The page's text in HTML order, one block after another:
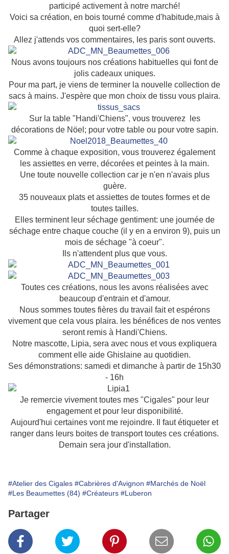
participé activement à notre marché!
Voici sa création, en bois tourné comme d'habitude,mais à
quoi sert-elle?
Allez j'attends vos commentaires, les paris sont ouverts.
Nous avons toujours nos créations habituelles qui font de
jolis cadeaux uniques.
Pour ma part, je viens de terminer la nouvelle collection de
sacs à mains. J'espère que mon choix de tissu vous plaira.
Sur la table "Handi'Chiens", vous trouverez les
décorations de Nöel; pour votre table ou pour votre sapin.
Comme à chaque exposition, vous trouverez également
les assiettes en verre, décorées et peintes à la main.
Une toute nouvelle collection car je n'en n'avais plus
guère.
35 nouveaux plats et assiettes de toutes formes et de
toutes tailles.
Elles terminent leur séchage gentiment: une journée de
séchage entre chaque couche (il y en a environ 9), puis un
mois de séchage "à coeur".
Ils n'attendent plus que vous.
Toutes ces créations, nous les avons réalisées avec
beaucoup d'entrain et d'amour.
Nous sommes toutes fières du travail fait et espérons
vivement que cela vous plaira. les bénéfices de nos ventes
seront remis à Handi'Chiens.
Notre mascotte, Lipia, sera avec nous et vous expliquera
comment elle aide Ghislaine au quotidien.
Ses démonstrations: samedi et dimanche à partir de 15h30
- 16h
Je remercie vivement toutes mes "Cigales" pour leur
engagement et pour leur disponibilité.
Aujourd'hui certaines vont me rejoindre. Il faut étiqueter et
ranger dans leurs boites de transport toutes ces créations.
Demain sera jour d'installation.
#Atelier des Cigales #Cabrières d'Avignon #Marchés de Noël
#Les Beaumettes (84) #Créateurs #Luberon
Partager